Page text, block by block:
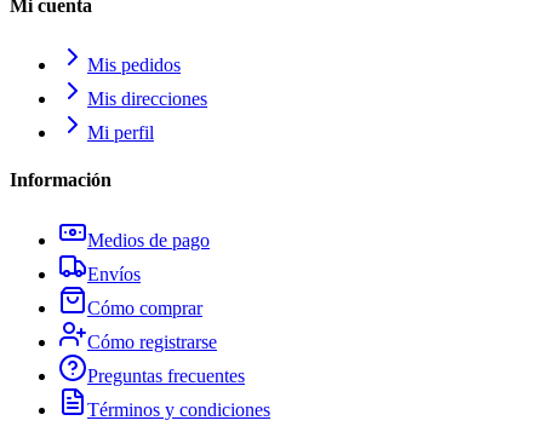
Mi cuenta
Mis pedidos
Mis direcciones
Mi perfil
Información
Medios de pago
Envíos
Cómo comprar
Cómo registrarse
Preguntas frecuentes
Términos y condiciones